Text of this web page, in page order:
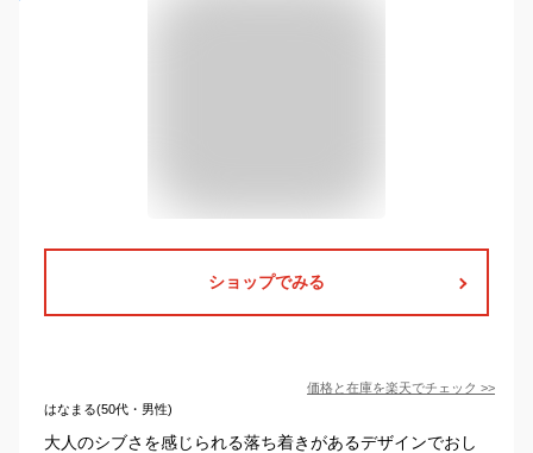
ショップでみる
価格と在庫を楽天でチェック >>
はなまる(50代・男性)
大人のシブさを感じられる落ち着きがあるデザインでおし